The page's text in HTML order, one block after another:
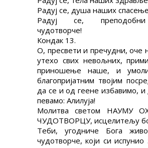
Радуј се, душа наших
Радуј се,
чудотворче!
Кондак 13.
О, пресвети и пречудни, оче
утехо свих невољних,
приношење наше, и
благопријатним твојим
да се и од геене избавимо, и
певамо: Алилуја!
Молитва светом НАУМУ
ЧУДОТВОРЦУ, исцелитељу
Теби, угодниче Бога
чудотворче, који си испунио